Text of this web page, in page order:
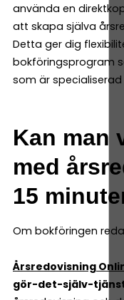
använda en
att skapa själva
Detta ger dig
bokföringsprogram
som är
Kan man
med
15
Om bokföringen
Årsredovisning
gör-det-själv-